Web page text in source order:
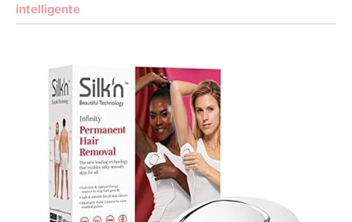
intelligente